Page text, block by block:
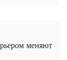
меняют